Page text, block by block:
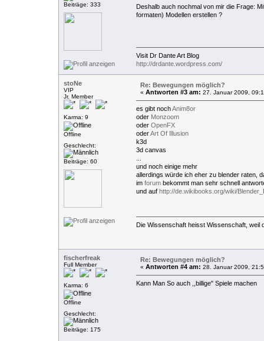
Beiträge: 333
Deshalb auch nochmal von mir die Frage:
formaten) Modellen erstellen ?
Visit Dr Dante Art Blog
http://drdante.wordpress.com/
stoNe
VIP
Jr. Member
Karma: 9
Offline
Geschlecht:
Beiträge: 60
Re: Bewegungen möglich?
« Antworten #3 am: 27. Januar 2009,
es gibt nochAnim8or
oder Monzoom
oder OpenFX
oderArt Of Illusion
k3d
3d canvas
und noch einige mehr
allerdings würde ich eher zu blender raten,
im forumbekommt man sehr schnell
und auf http://de.wikibooks.org/wiki/
Die Wissenschaft heisst Wissenschaft, weil
fischerfreak
Full Member
Karma: 6
Offline
Geschlecht:
Beiträge: 175
Re: Bewegungen möglich?
« Antworten #4 am: 28. Januar 2009,
Kann Man So auch ,,billige" Spiele machen